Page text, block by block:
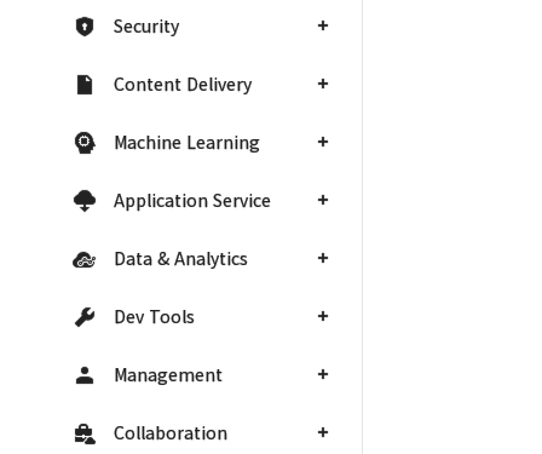
Security
Content Delivery
Machine Learning
Application Service
Data & Analytics
Dev Tools
Management
Collaboration